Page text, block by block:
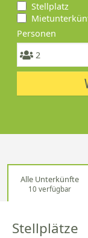
Stellplatz
Personen
Alle Unterkünfte
10 verfügbar
Stellplätze